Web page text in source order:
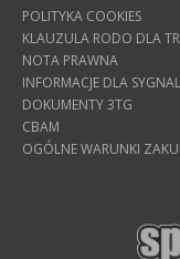
POLITYKA COOKIES
KLAUZULA RODO DLA
NOTA PRAWNA
INFORMACJE DLA
DOKUMENTY 3TG
CBAM
OGÓLNE WARUNKI